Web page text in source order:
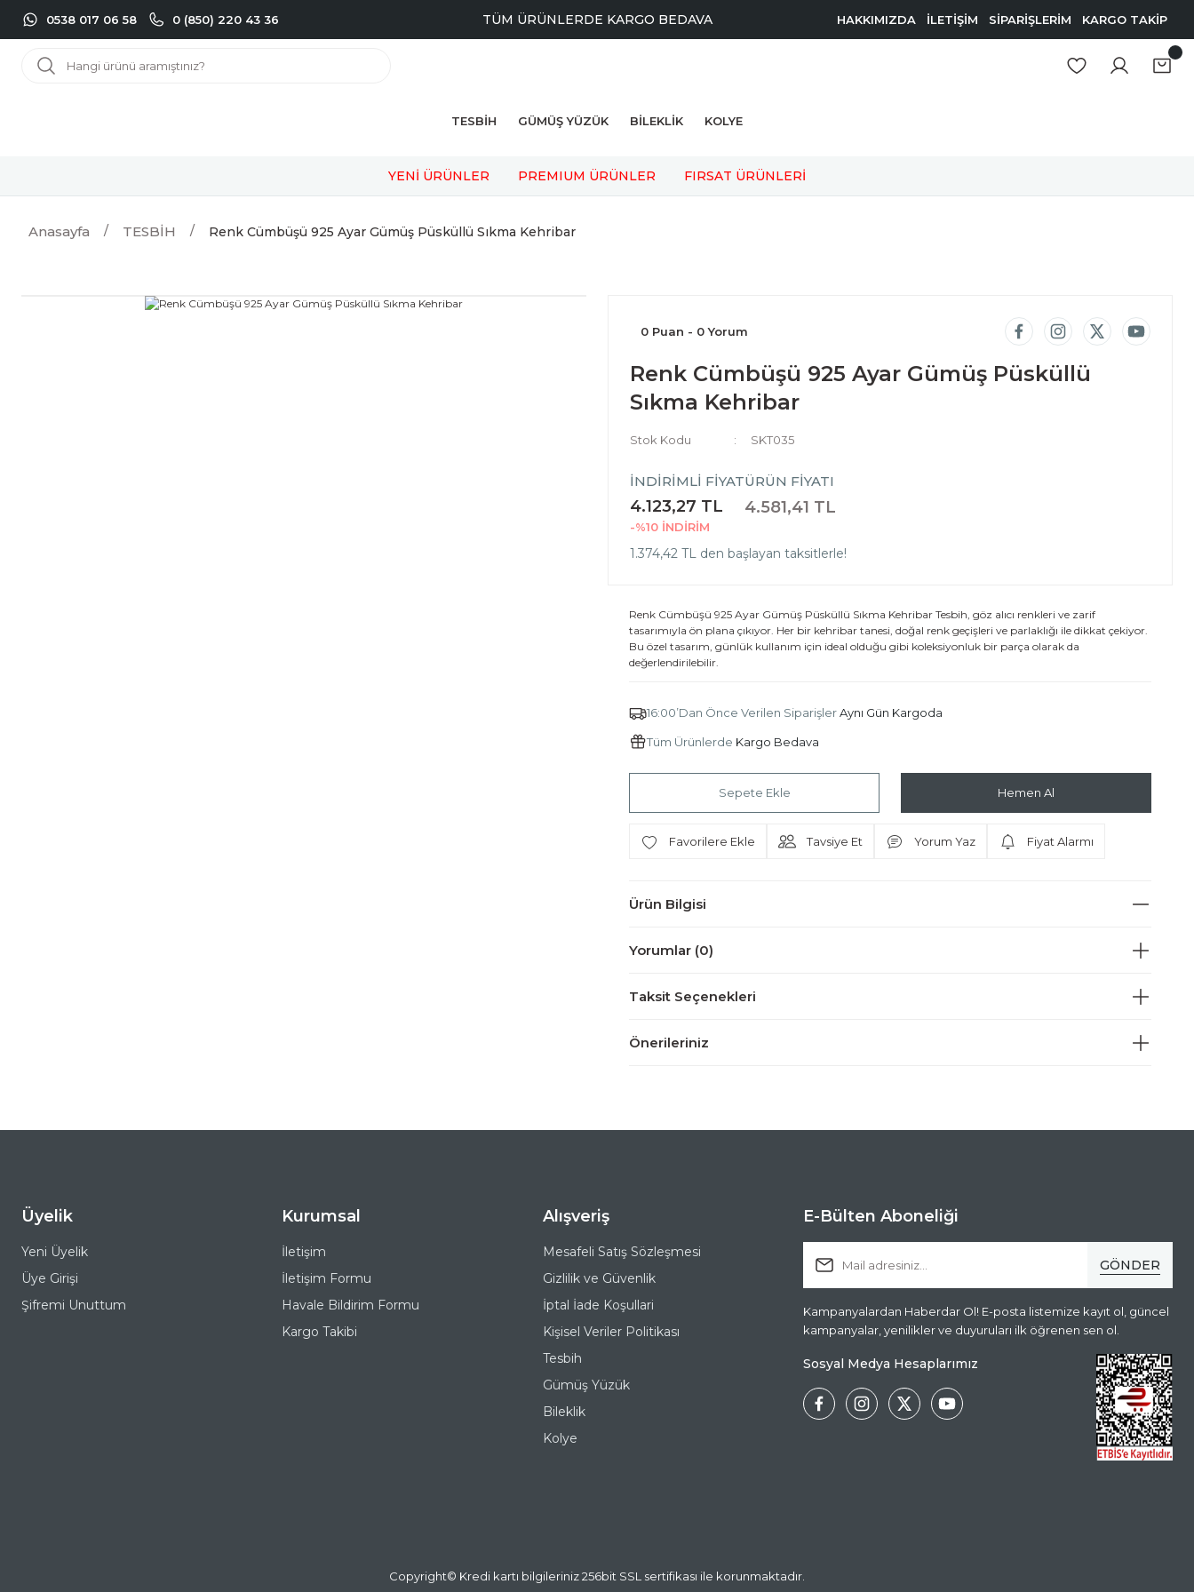
0538 017 06 58 0 (850) 220 43 36 TÜM ÜRÜNLERDE KARGO BEDAVA HAKKIMIZDA İLETİŞİM SİPARİŞLERİM KARGO TAKİP
TESBİH GÜMÜŞ YÜZÜK BİLEKLİK KOLYE
YENİ ÜRÜNLER PREMIUM ÜRÜNLER FIRSAT ÜRÜNLERİ
Anasayfa TESBİH Renk Cümbüşü 925 Ayar Gümüş Püsküllü Sıkma Kehribar
0 Puan - 0 Yorum
Renk Cümbüşü 925 Ayar Gümüş Püsküllü
Sıkma Kehribar
Stok Kodu SKT035
İNDİRİMLİ FİYAT
4.123,27 TL
-%10 İNDİRİM
ÜRÜN FİYATI
4.581,41 TL
1.374,42 TL den başlayan taksitlerle!
Renk Cümbüşü 925 Ayar Gümüş Püsküllü Sıkma Kehribar Tesbih, göz alıcı renkleri ve zarif
tasarımıyla ön plana çıkıyor. Her bir kehribar tanesi, doğal renk geçişleri ve parlaklığı ile dikkat çekiyor.
Bu özel tasarım, günlük kullanım için ideal olduğu gibi koleksiyonluk bir parça olarak da
değerlendirilebilir.
16:00’Dan Önce Verilen SiparişlerAynı Gün Kargoda
Tüm Ürünlerde Kargo Bedava
Sepete Ekle Hemen Al
Tavsiye Et Yorum Yaz Fiyat Alarmı
Ürün Bilgisi
Yorumlar (0)
Taksit Seçenekleri
Önerileriniz
Üyelik
Yeni Üyelik
Üye Girişi
Şifremi Unuttum
Kurumsal
İletişim
İletişim Formu
Havale Bildirim Formu
Kargo Takibi
Alışveriş
Mesafeli Satış Sözleşmesi
Gizlilik ve Güvenlik
İptal İade Koşullari
Kişisel Veriler Politikası
Tesbih
Gümüş Yüzük
Bileklik
Kolye
E-Bülten Aboneliği
GÖNDER
Kampanyalardan Haberdar Ol! E-posta listemize kayıt ol, güncel
kampanyalar, yenilikler ve duyuruları ilk öğrenen sen ol.
Sosyal Medya Hesaplarımız
Copyright© Kredi kartı bilgileriniz 256bit SSL sertifikası ile korunmaktadır.